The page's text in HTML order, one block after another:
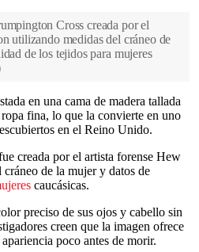
Cross creada por el
utilizando medidas del cráneo de
de los tejidos para mujeres
en una cama de madera tallada
fina, lo que la convierte en uno
en el Reino Unido.
creada por el artista forense Hew
de la mujer y datos de
caucásicas.
preciso de sus ojos y cabello sin
creen que la imagen ofrece
poco antes de morir.